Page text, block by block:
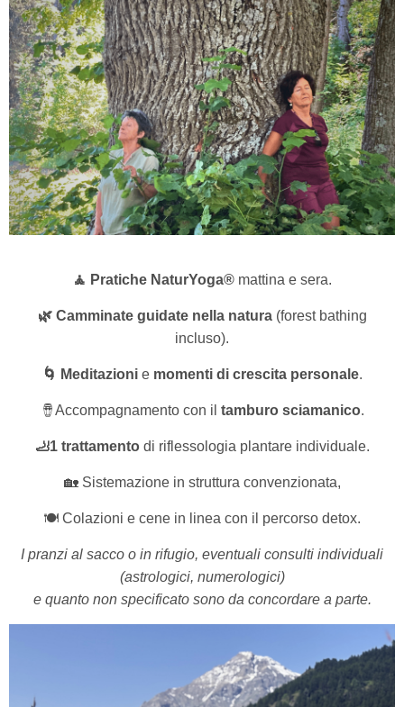
🧘 Pratiche NaturYoga® mattina e sera.
🌿 Camminate guidate nella natura(forest bathing
incluso).
🌀 Meditazionie momenti di crescita personale.
🪘Accompagnamento con il tamburo sciamanico.
🦶1 trattamentodi riflessologia plantare individuale.
🏡 Sistemazione in struttura convenzionata,
🍽️ Colazioni e cene in linea con il percorso detox.
I pranzi al sacco o in rifugio, eventuali consulti individuali
(astrologici, numerologici)
e quanto non specificato sono da concordare a parte.